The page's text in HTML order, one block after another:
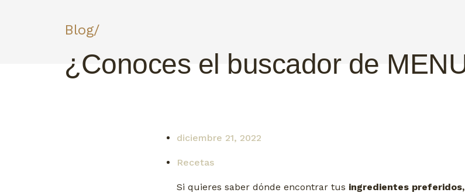
Blog/
¿Conoces el buscador de
diciembre 21, 2022
Recetas
Si quieres saber dónde encontrar tus ingredientes preferidos,